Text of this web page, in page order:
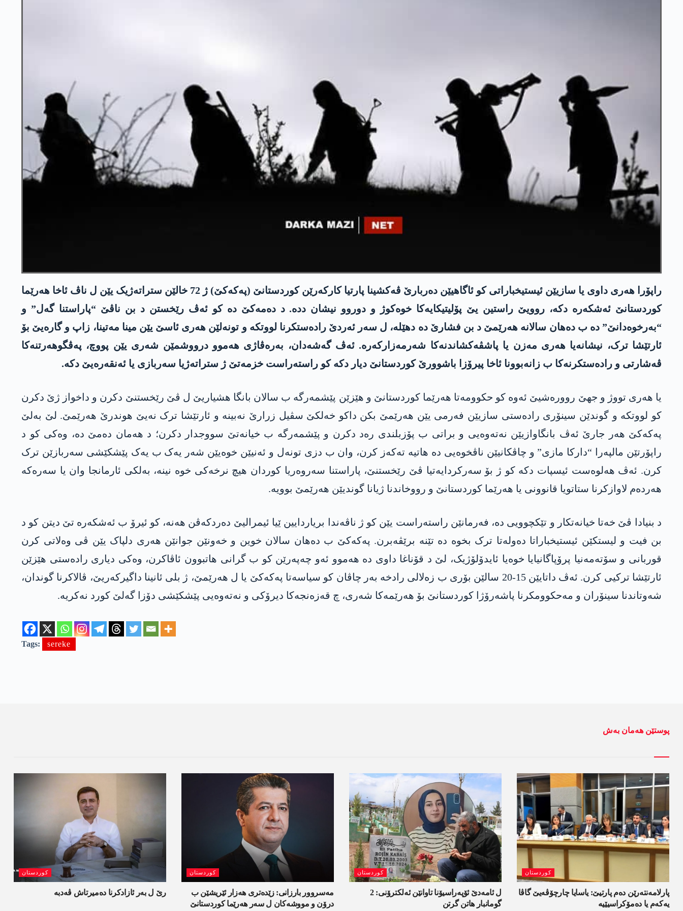
راپۆرا ھەری داوی یا سازیێن ئیستیخباراتی کو ئاگاھیێن دەربارێ ڤەکشینا پارتیا کارکەرێن کوردستانێ (پەکەکێ) ژ 72 خالێن ستراتەژیک یێن ل ناڤ ئاخا ھەرێما
کوردستانێ ئەشکەرە دکە، روویێ راستین یێ پۆلیتیکایەکا خوەکوژ و دوروو نیشان ددە. د دەمەکێ دە کو ئەڤ رێخستن د بن ناڤێ “پاراستنا گەل” و
“بەرخوەدانێ” دە ب دەھان سالانە ھەرێمێ د بن فشارێ دە دھێلە، ل سەر ئەردێ رادەستکرنا لووتکە و تونەلێن ھەری ئاسێ یێن مینا مەتینا، زاپ و گارەیێ بۆ
ئارتێشا ترک، نیشانەیا ھەری مەزن یا پاشڤەکشاندنەکا شەرمەزارکەرە. ئەڤ گەشەدان، بەرەڤاژی ھەموو درووشمێن شەری یێن پووچ، پەڤگوھەرتنەکا
ڤەشارتی و رادەستکرنەکا ب زانەبوونا ئاخا پیرۆزا باشوورێ کوردستانێ دیار دکە کو راستەراست خزمەتێ ژ ستراتەژیا سەربازی یا ئەنقەرەیێ دکە.
یا ھەری تووژ و جھێ روورەشیێ ئەوە کو حکوومەتا ھەرێما کوردستانێ و ھێزێن پێشمەرگە ب سالان بانگا ھشیاریێ ل ڤێ رێخستنێ دکرن و داخواز ژێ دکرن
کو لووتکە و گوندێن سینۆری رادەستی سازیێن فەرمی یێن ھەرێمێ بکن داکو خەلکێ سڤیل زرارێ نەبینە و ئارتێشا ترک نەیێ ھوندرێ ھەرێمێ. لێ بەلێ
پەکەکێ ھەر جارێ ئەڤ بانگاوازیێن نەتەوەیی و براتی ب پۆزبلندی رەد دکرن و پێشمەرگە ب خیانەتێ سووجدار دکرن؛ د ھەمان دەمێ دە، وەکی کو د
راپۆرتێن مالپەرا “دارکا مازی” و چاڤکانیێن ناڤخوەیی دە ھاتیە تەکەز کرن، وان ب دزی تونەل و ئەنیێن خوەیێن شەر یەک ب یەک پێشکێشی سەربازێن ترک
کرن. ئەڤ ھەلوەست ئیسپات دکە کو ژ بۆ سەرکردایەتیا ڤێ رێخستنێ، پاراستنا سەروەریا کوردان هیچ نرخەکی خوە نینە، بەلکی ئارمانجا وان یا سەرەکە
ھەردەم لاوازکرنا ستاتویا قانوونی یا ھەرێما کوردستانێ و رووخاندنا ژیانا گوندیێن ھەرێمێ بوویە.
د بنیادا ڤێ خەتا خیانەتکار و تێکچوویی دە، فەرمانێن راستەراست یێن کو ژ ناڤەندا بریاردایین ێیا ئیمرالیێ دەردکەڤن ھەنە، کو ئیرۆ ب ئەشکەرە تێ دیتن کو د
بن فیت و لیستکێن ئیستیخباراتا دەولەتا ترک بخوە دە تێنە برێڤەبرن. پەکەکێ ب دەھان سالان خوین و خەونێن جوانێن ھەری دلپاک یێن ڤی وەلاتی کرن
قوربانی و سۆتەمەنیا پرۆپاگانیایا خوەیا ئایدۆلۆژیک، لێ د قۆناغا داوی دە ھەموو ئەو چەپەرێن کو ب گرانی ھاتبوون ئاڤاکرن، وەکی دیاری رادەستی ھێزێن
ئارتێشا ترکیی کرن. ئەڤ داتایێن 15-20 سالێن بۆری ب زەلالی رادخە بەر چاڤان کو سیاسەتا پەکەکێ یا ل ھەرێمێ، ژ بلی ئانینا داگیرکەریێ، ڤالاکرنا گوندان،
شەوتاندنا سینۆران و مەحکوومکرنا پاشەرۆژا کوردستانێ بۆ ھەرێمەکا شەری، چ قەزەنجەکا دیرۆکی و نەتەوەیی پێشکێشی دۆزا گەلێ کورد نەکریە.
Tags: sereke
پوستێن ھەمان بەش
کوردستان
رێ ل بەر ئازادکرنا دەمیرتاش ڤەدبە
کوردستان
مەسروور بارزانی: زێدەتری ھەزار ئێریشێن ب
درۆن و مووشەکان ل سەر ھەرێما کوردستانێ
کوردستان
ل ئامەدێ ئۆپەراسیۆنا تاوانێن ئەلکترۆنی: 2
گومانبار ھاتن گرتن
کوردستان
پارلامەنتەرێن دەم پارتیێ: یاسایا چارچۆڤەیێ گاڤا
یەکەم یا دەمۆکراسیێیە